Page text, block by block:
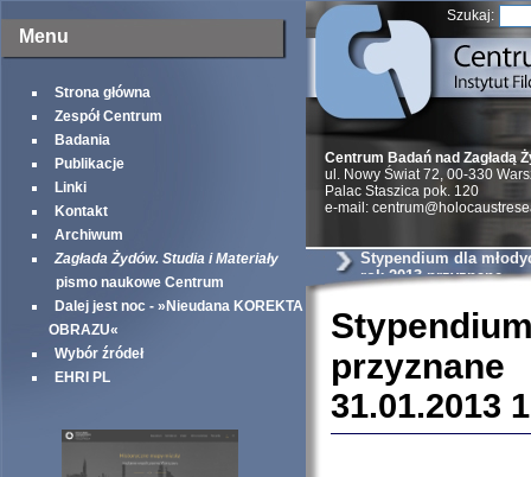
Menu
Strona główna
Zespół Centrum
Badania
Publikacje
Linki
Kontakt
Archiwum
Zagłada Żydów. Studia i Materiały
pismo naukowe Centrum
Dalej jest noc - »Nieudana KOREKTA
OBRAZU«
Wybór źródeł
EHRI PL
Szukaj:
Centrum Badań nad Zagładą
ul. Nowy Świat 72, 00-330
Palac Staszica pok. 120
e-mail:
Stypendium dla
rok 2013 przyznane
przyznane
31.01.2013